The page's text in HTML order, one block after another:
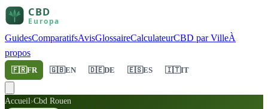
GuidesComparatifsAvisGlossaireCalculateurCBD par VilleÀ
propos
🇫🇷FR 🇬🇧EN 🇩🇪DE 🇪🇸ES 🇮🇹IT
Accueil›Cbd Rouen